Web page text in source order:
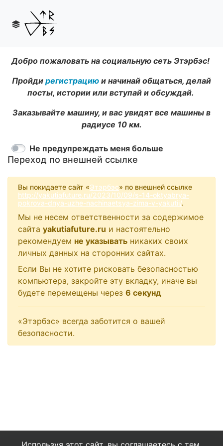
Добро пожаловать на социальную сеть Этэрбэс!
Пройди регистрацию и начинай общаться, делай
посты, истории или вступай и обсуждай.
Заказывайте машину, и вас увидят все машины в
радиусе 10 км.
Переход по внешней ссылке
Не предупреждать меня больше
Вы покидаете сайт «Этэрбэс» по внешней ссылке
http://yakutiafuture.ru/2023/10/09/s-14-oktyabrya-
pokrova-dnya-uzhe-nachinaetsya-zima-v-yakutii/.
Мы не несем ответственности за содержимое
сайта yakutiafuture.ru и настоятельно
рекомендуем не указывать никаких своих
личных данных на сторонних сайтах.
Если Вы не хотите рисковать безопасностью
компьютера, закройте эту вкладку, иначе вы
будете перемещены через 6 секунд
«Этэрбэс» всегда заботится о вашей
безопасности.